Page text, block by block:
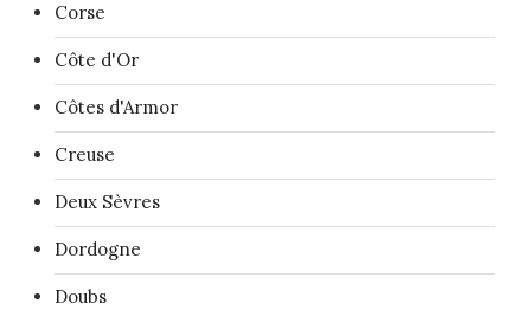
Corse
Côte d'Or
Côtes d'Armor
Creuse
Deux Sèvres
Dordogne
Doubs